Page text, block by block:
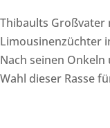
Thibaults
Limousinenzüchter
Nach seinen
Wahl dieser Rasse